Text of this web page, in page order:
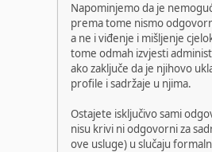
Napominjemo da je
prema tome nismo
a ne i viđenje i mišljenje
tome odmah izvjesti
ako zaključe da je njihovo
profile i sadržaje u njima.
Ostajete isključivo sami
nisu krivi ni odgovorni za
ove usluge) u slučaju